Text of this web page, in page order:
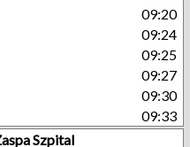
09:20
09:24
09:25
09:27
09:30
09:33
Szpital